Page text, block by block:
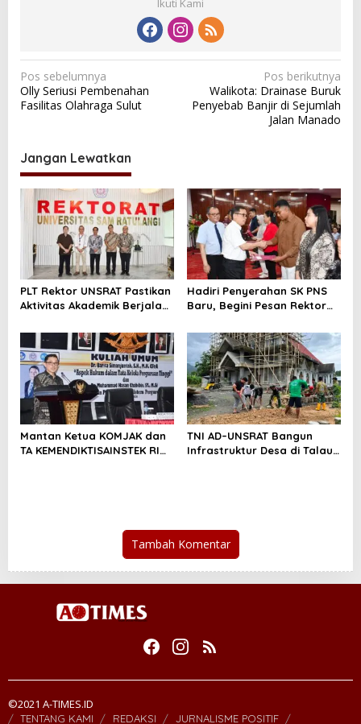
Ikuti Kami
N
a
g
a
s
p
o
s
Pos sebelumnya
Olly Seriusi Pembenahan
Fasilitas Olahraga Sulut
Pos berikutnya
Walikota: Drainase Buruk
Penyebab Banjir di Sejumlah
Jalan Manado
Jangan Lewatkan
PLT Rektor UNSRAT Pastikan
Aktivitas Akademik Berjalan
Hadiri Penyerahan SK PNS
Baru, Begini Pesan Rektor
Mantan Ketua KOMJAK dan
TA KEMENDIKTISAINSTEK RI
TNI AD–UNSRAT Bangun
Infrastruktur Desa di Talaud
Tambah Komentar
©2021 A-TIMES.ID
TENTANG KAMI REDAKSI JURNALISME POSITIF